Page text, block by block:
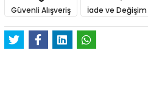
Güvenli Alışveriş İade ve Değişim